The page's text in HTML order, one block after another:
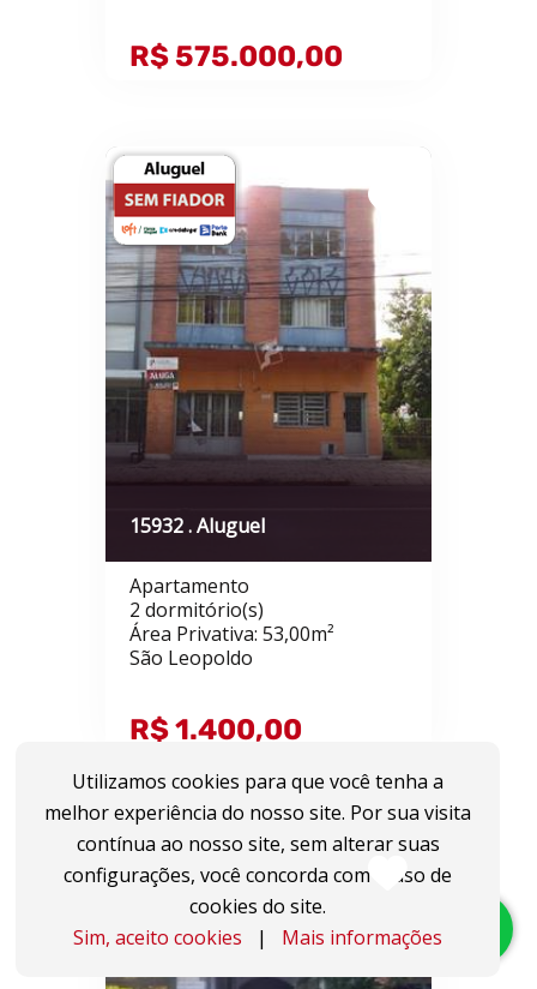
R$ 575.000,00
15932 . Aluguel
Apartamento
2 dormitório(s)
Área Privativa: 53,00m²
São Leopoldo
R$ 1.400,00
Utilizamos cookies para que você tenha a
melhor experiência do nosso site. Por sua visita
contínua ao nosso site, sem alterar suas
configurações, você concorda com o uso de
cookies do site.
Sim, aceito cookies | Mais informações